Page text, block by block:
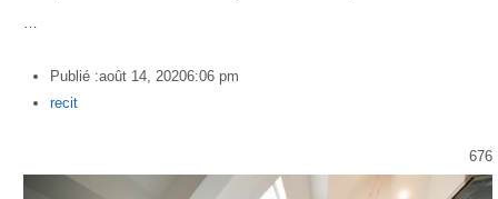
…
Publié :août 14, 20206:06 pm
Author
recit
676